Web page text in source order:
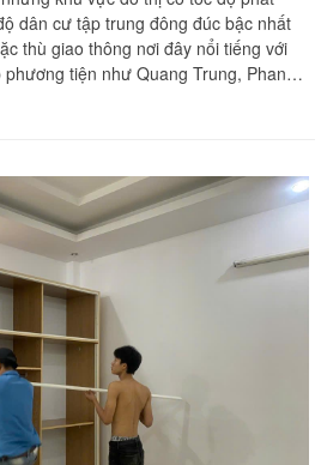
dân cư tập trung đông đúc bậc nhất
thù giao thông nơi đây nổi tiếng với
tiện như Quang Trung, Phan
văn phòng làm việc tại đây, việc tháo
giường ngủ cồng kềnh hay hệ tủ quần
lo lắng rất lớn về mặt kỹ thuật mộc
nhà Khôi Nguyên mang đến giải
nghiệp phục vụ liên tục hai mươi
đội ngũ thợ lành nghề thông thuộc
cam kết bảo vệ vẹn nguyên kết cấu tài
đối cho gia đình bạn. Quý khách
thi công thần tốc và nhận báo giá tốt
hỗ trợ liên tục hai mươi tư trên bảy
378 hoặc số điện thoại 0972 366 628
đội ngũ Khôi Nguyên.